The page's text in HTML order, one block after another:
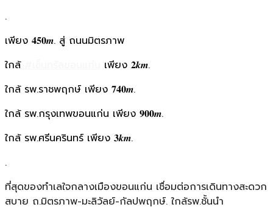
.
เพียง 𝟒𝟓𝟎𝒎. สู่ ถนนมิตรภาพ
ใกล้
เพียง 𝟐𝒌𝒎.
ใกล้ รพ.ราชพฤกษ์ เพียง 𝟕𝟒𝟎𝒎.
ใกล้ รพ.กรุงเทพขอนแก่น เพียง 𝟗𝟎𝟎𝒎.
ใกล้ รพ.ศรีนครินทร์ เพียง 𝟑𝒌𝒎.
.
ที่สุดของทำเลใจกลางเมืองขอนแก่น เชื่อมต่อการเดินทางสะดวก
สบาย ถ.มิตรภาพ-มะลิวัลย์-กัลปพฤกษ์. ใกล้รพ.ชั้นนำ